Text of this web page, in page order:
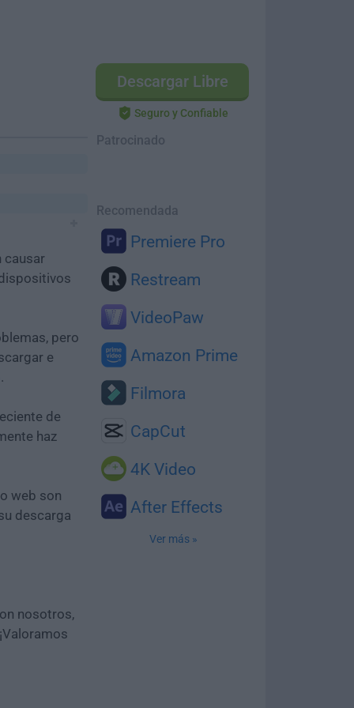
Descargar Libre
Seguro y Confiable
Patrocinado
Recomendada
Premiere Pro
Restream
VideoPaw
Amazon Prime
Filmora
CapCut
4K Video
After Effects
Ver más »
causar
pero
e
.
de
haz
web son
descarga
nosotros,